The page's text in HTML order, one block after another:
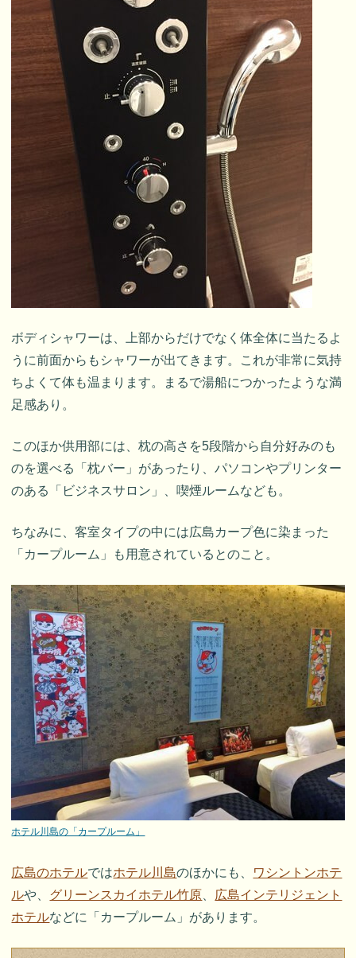
ボディシャワーは、上部からだけでなく体全体に当たるよ
うに前面からもシャワーが出てきます。これが非常に気持
ちよくて体も温まります。まるで湯船につかったような満
足感あり。
このほか供用部には、枕の高さを5段階から自分好みのも
のを選べる「枕バー」があったり、パソコンやプリンター
のある「ビジネスサロン」、喫煙ルームなども。
ちなみに、客室タイプの中には広島カープ色に染まった
「カープルーム」も用意されているとのこと。
ホテル川島の「カープルーム」
広島のホテルではホテル川島のほかにも、 ワシントンホテ
ルや、 グリーンスカイホテル竹原
広島インテリジェント
ホテルなどに「カープルーム」があります。